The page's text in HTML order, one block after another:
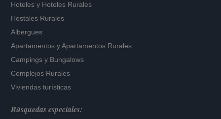
Hoteles y Hoteles Rurales
Hostales Rurales
Albergues
Apartamentos yApartamentos Rurales
Campings y Bungalows
Complejos Rurales
Viviendas turísticas
Búsquedas especiales: